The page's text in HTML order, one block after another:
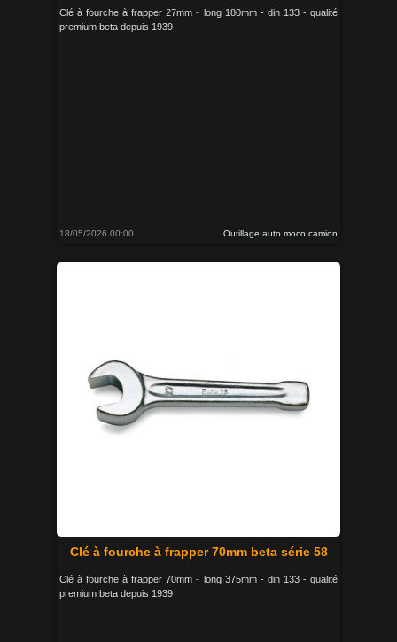
Clé à fourche à frapper 27mm - long 180mm - din 133 - qualité
premium beta depuis 1939
18/05/2026 00:00 Outillage auto moco camion
Clé à fourche à frapper 70mm beta série 58
Clé à fourche à frapper 70mm - long 375mm - din 133 - qualité
premium beta depuis 1939